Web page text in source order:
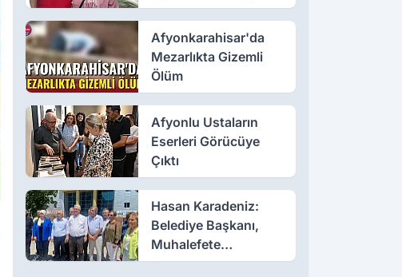
Afyonkarahisar'da
Mezarlıkta Gizemli
Ölüm
Afyonlu Ustaların
Eserleri Görücüye
Çıktı
Hasan Karadeniz:
Belediye Başkanı,
Muhalefete
Tahammül Edemiyor